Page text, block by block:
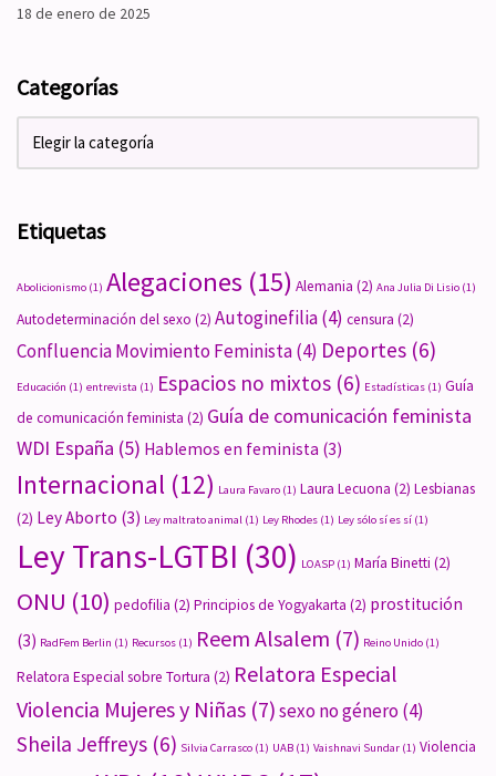
18 de enero de 2025
Categorías
Etiquetas
Abolicionismo (1) Alegaciones (15) Alemania (2) Ana Julia Di Lisio (1)
Autodeterminación del sexo (2) Autoginefilia(4) censura (2)
Confluencia Movimiento Feminista(4) Deportes (6)
Educación (1) entrevista (1) Espacios no mixtos (6) Estadísticas (1) Guía
de comunicación feminista (2) Guía de comunicación feminista
WDI España (5) Hablemos en feminista (3)
Internacional (12) Laura Favaro (1) Laura Lecuona (2) Lesbianas
(2) Ley Aborto (3) Ley maltrato animal (1) Ley Rhodes (1) Ley sólo sí es sí (1)
Ley Trans-LGTBI (30) LOASP (1) María Binetti (2)
ONU (10) pedofilia (2) Principios de Yogyakarta (2) prostitución
(3) RadFem Berlin (1) Recursos (1) Reem Alsalem (7) Reino Unido (1)
Relatora Especial sobre Tortura (2) Relatora Especial
Violencia Mujeres y Niñas (7)sexo no género(4)
Sheila Jeffreys (6) Silvia Carrasco (1) UAB (1) Vaishnavi Sundar (1) Violencia